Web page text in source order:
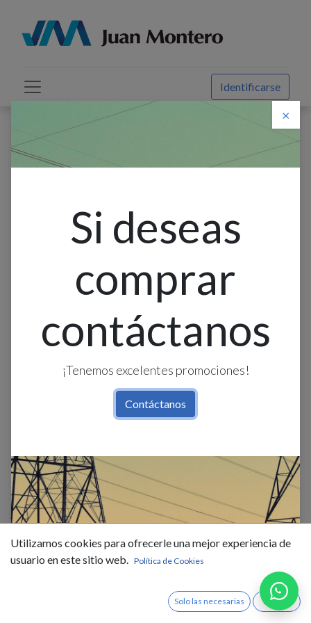
Identificarse
×
Si deseas
comprar
contáctanos
¡Tenemos excelentes promociones!
Contáctanos
Todos los productos
Aplique Pared 2L E14 Bid. Ext.
Red. Blanco (260X100Mm) Ip54
$15,50 IVA Incluido
Utilizamos cookies para ofrecerle una mejor experiencia de
usuario en este sitio web. Política de Cookies
Solo las necesarias Acepto